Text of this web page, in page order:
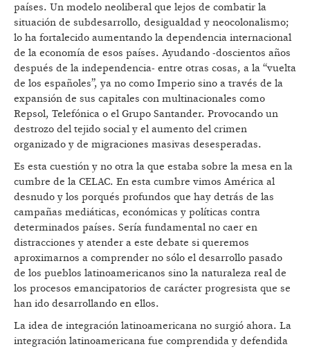
países. Un modelo neoliberal que lejos de combatir la
situación de subdesarrollo, desigualdad y neocolonalismo;
lo ha fortalecido aumentando la dependencia internacional
de la economía de esos países. Ayudando -doscientos años
después de la independencia- entre otras cosas, a la “vuelta
de los españoles”, ya no como Imperio sino a través de la
expansión de sus capitales con multinacionales como
Repsol, Telefónica o el Grupo Santander. Provocando un
destrozo del tejido social y el aumento del crimen
organizado y de migraciones masivas desesperadas.
Es esta cuestión y no otra la que estaba sobre la mesa en la
cumbre de la CELAC. En esta cumbre vimos América al
desnudo y los porqués profundos que hay detrás de las
campañas mediáticas, económicas y políticas contra
determinados países. Sería fundamental no caer en
distracciones y atender a este debate si queremos
aproximarnos a comprender no sólo el desarrollo pasado
de los pueblos latinoamericanos sino la naturaleza real de
los procesos emancipatorios de carácter progresista que se
han ido desarrollando en ellos.
La idea de integración latinoamericana no surgió ahora. La
integración latinoamericana fue comprendida y defendida